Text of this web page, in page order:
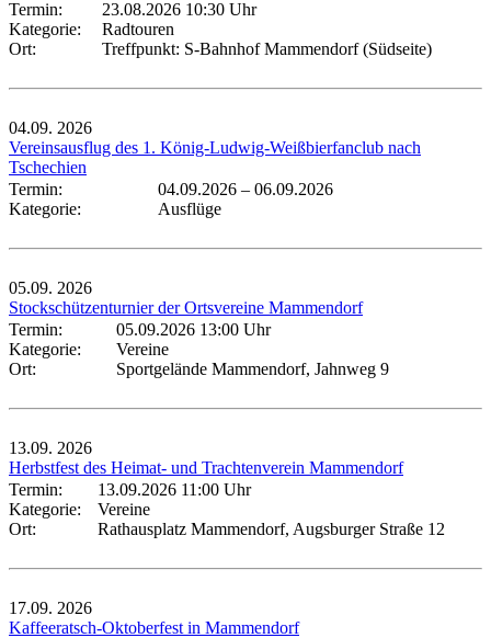
Termin:
23.08.2026 10:30 Uhr
Kategorie:
Radtouren
Ort:
Treffpunkt: S-Bahnhof Mammendorf (Südseite)
04.09. 2026
Vereinsausflug des 1. König-Ludwig-Weißbierfanclub nach
Tschechien
Termin:
04.09.2026 – 06.09.2026
Kategorie:
Ausflüge
05.09. 2026
Stockschützenturnier der Ortsvereine Mammendorf
Termin:
05.09.2026 13:00 Uhr
Kategorie:
Vereine
Ort:
Sportgelände Mammendorf, Jahnweg 9
13.09. 2026
Herbstfest des Heimat- und Trachtenverein Mammendorf
Termin:
13.09.2026 11:00 Uhr
Kategorie:
Vereine
Ort:
Rathausplatz Mammendorf, Augsburger Straße 12
17.09. 2026
Kaffeeratsch-Oktoberfest in Mammendorf